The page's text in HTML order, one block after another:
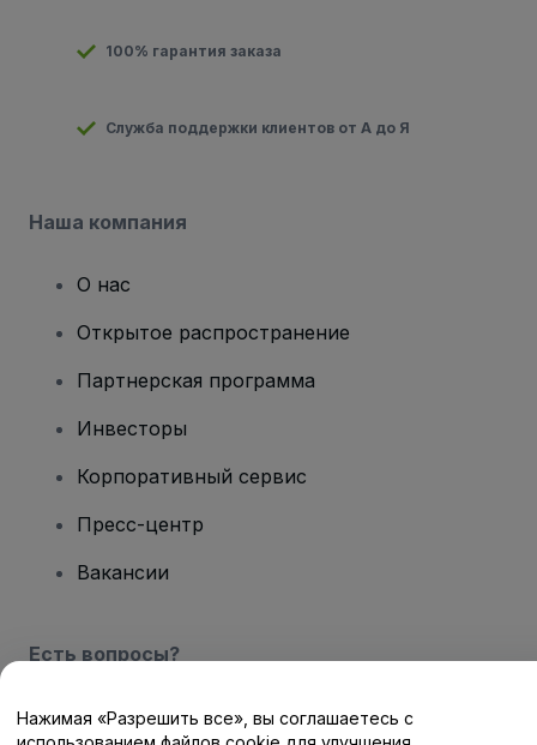
100% гарантия заказа
Служба поддержки клиентов от А до Я
Наша компания
О нас
Открытое распространение
Партнерская программа
Инвесторы
Корпоративный сервис
Пресс-центр
Вакансии
Есть вопросы?
Центр помощи / Свяжитесь с нами
Нажимая «Разрешить все», вы соглашаетесь с